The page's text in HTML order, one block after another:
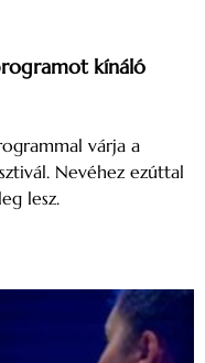
kínáló
várja a
Nevéhez ezúttal
lesz.